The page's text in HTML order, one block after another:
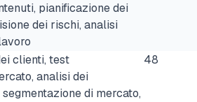
pianificazione dei
dei rischi, analisi
clienti, test
analisi dei
di mercato,
48